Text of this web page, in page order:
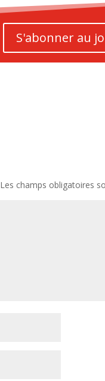
S'abonner au
Les champs obligatoires